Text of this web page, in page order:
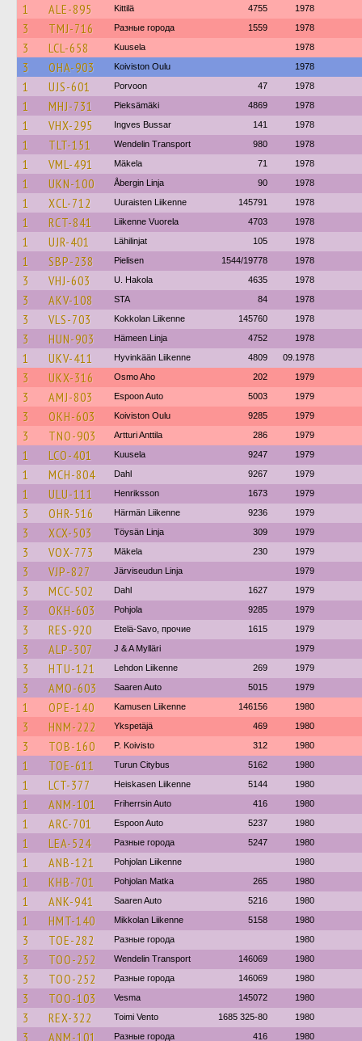
1 ALE-895 Kittilä 4755 1978
3 TMJ-716 Разные города 1559 1978
3 LCL-658 Kuusela 1978
3 OHA-903 Koiviston Oulu 1978
1 UJS-601 Porvoon 47 1978
1 MHJ-731 Pieksämäki 4869 1978
1 VHX-295 Ingves Bussar 141 1978
1 TLT-151 Wendelin Transport 980 1978
1 VML-491 Mäkela 71 1978
1 UKN-100 Åbergin Linja 90 1978
1 XCL-712 Uuraisten Liikenne 145791 1978
1 RCT-841 Liikenne Vuorela 4703 1978
1 UJR-401 Lähilinjat 105 1978
1 SBP-238 Pielisen 1544/19778 1978
3 VHJ-603 U. Hakola 4635 1978
3 AKV-108 STA 84 1978
3 VLS-703 Kokkolan Liikenne 145760 1978
3 HUN-903 Hämeen Linja 4752 1978
1 UKV-411 Hyvinkään Liikenne 4809 09.1978
3 UKX-316 Osmo Aho 202 1979
3 AMJ-803 Espoon Auto 5003 1979
3 OKH-603 Koiviston Oulu 9285 1979
3 TNO-903 Artturi Anttila 286 1979
1 LCO-401 Kuusela 9247 1979
1 MCH-804 Dahl 9267 1979
1 ULU-111 Henriksson 1673 1979
3 OHR-516 Härmän Liikenne 9236 1979
3 XCX-503 Töysän Linja 309 1979
3 VOX-773 Mäkela 230 1979
3 VJP-827 Järviseudun Linja 1979
3 MCC-502 Dahl 1627 1979
3 OKH-603 Pohjola 9285 1979
3 RES-920 Etelä-Savo, прочие 1615 1979
3 ALP-307 J & A Mylläri 1979
3 HTU-121 Lehdon Liikenne 269 1979
3 AMO-603 Saaren Auto 5015 1979
1 OPE-140 Kamusen Liikenne 146156 1980
3 HNM-222 Ykspetäjä 469 1980
3 TOB-160 P. Koivisto 312 1980
1 TOE-611 Turun Citybus 5162 1980
1 LCT-377 Heiskasen Liikenne 5144 1980
1 ANM-101 Friherrsin Auto 416 1980
1 ARC-701 Espoon Auto 5237 1980
1 LEA-524 Разные города 5247 1980
1 ANB-121 Pohjolan Liikenne 1980
1 KHB-701 Pohjolan Matka 265 1980
1 ANK-941 Saaren Auto 5216 1980
1 HMT-140 Mikkolan Liikenne 5158 1980
3 TOE-282 Разные города 1980
3 TOO-252 Wendelin Transport 146069 1980
3 TOO-252 Разные города 146069 1980
3 TOO-103 Vesma 145072 1980
3 REX-322 Toimi Vento 1685 325-80 1980
3 ANM-101 Разные города 416 1980